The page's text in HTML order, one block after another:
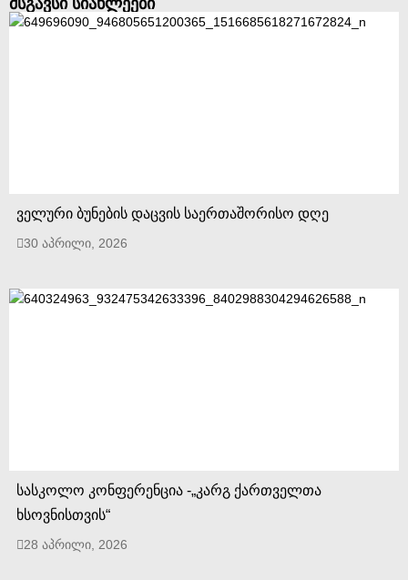
ველური ბუნების დაცვის საერთაშორისო დღე
30 აპრილი, 2026
სასკოლო კონფერენცია -„კარგ ქართველთა
ხსოვნისთვის“
28 აპრილი, 2026